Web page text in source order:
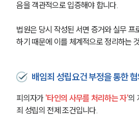
음을 객관적으로 입증해야 합니다.
법원은 당시 작성된 서면 증거와 실무 프
하기 때문에 이를 체계적으로 정리하는
배임죄 성립요건 부정을 통한
피의자가 '타인의 사무를 처리하는 자'의
죄 성립의 전제 조건입니다.